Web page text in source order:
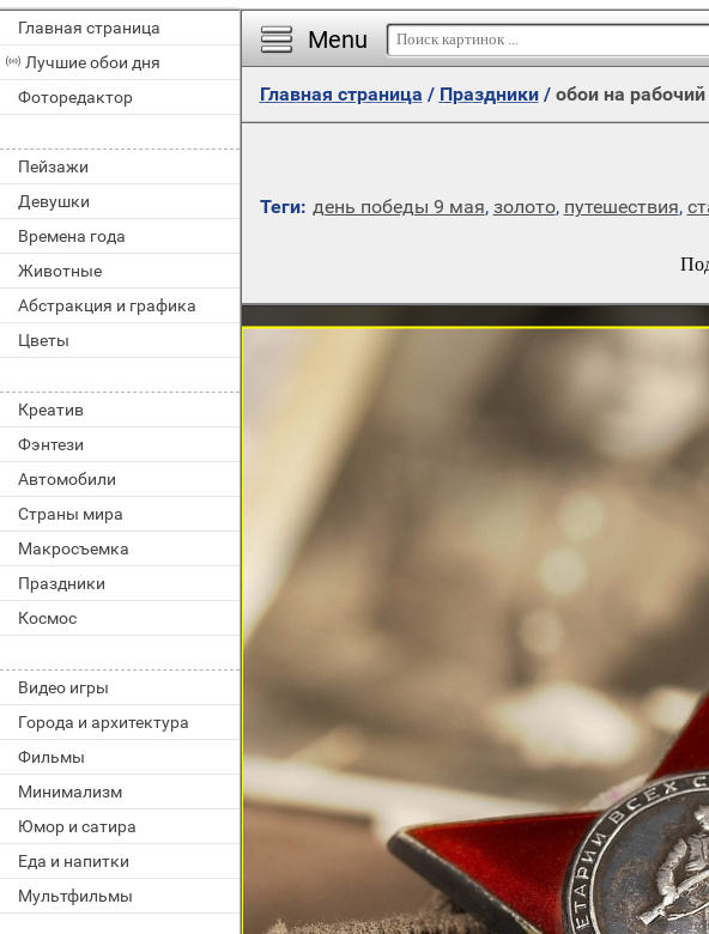
Главная страница
Лучшие обои дня
Фоторедактор
Пейзажи
Девушки
Времена года
Животные
Абстракция и графика
Цветы
Креатив
Фэнтези
Автомобили
Страны мира
Макросъемка
Праздники
Космос
Видео игры
Города и архитектура
Фильмы
Минимализм
Юмор и сатира
Еда и напитки
Мультфильмы
Menu
Главная страница / Праздники/ обои на рабочий
Теги: день победы 9 мая, золото, путешествия,